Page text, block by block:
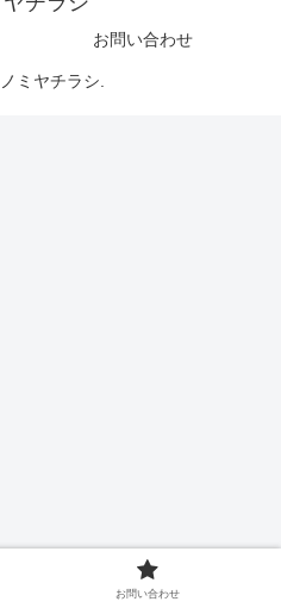
お問い合わせ
ミヤチラシ.
お問い合わせ